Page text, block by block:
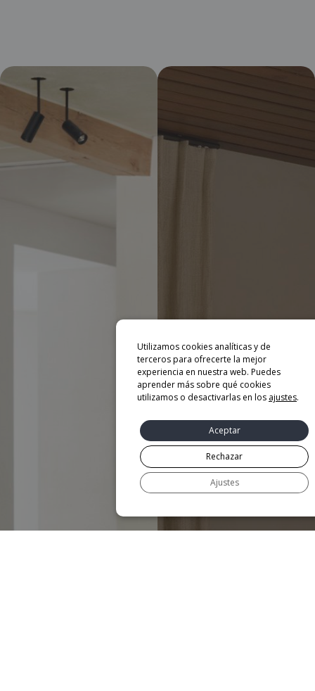
Utilizamos cookies analíticas y de
terceros para ofrecerte la mejor
experiencia en nuestra web. Puedes
aprender más sobre qué cookies
utilizamos o desactivarlas en los ajustes.
Aceptar
Rechazar
Ajustes